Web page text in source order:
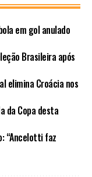
em gol anulado
Brasileira após
elimina Croácia nos
da Copa desta
“Ancelotti faz